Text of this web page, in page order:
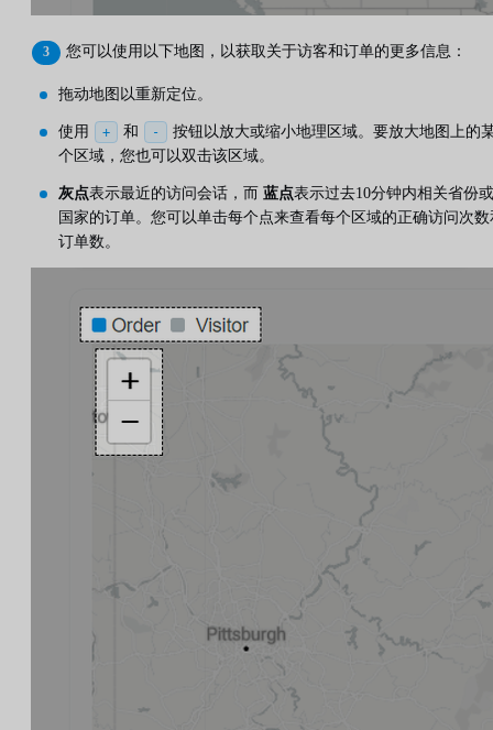
您可以使用以下地图，以获取关于访客和订单的更多信息：
拖动地图以重新定位。
使用 + 和 -
按钮以放大或缩小地理区域。要放大地图上的
个区域，您也可以双击该区域。
灰点表示最近的访问会话，而 蓝点表示过去10分钟内相关省份或
国家的订单。您可以单击每个点来查看每个区域的正确访问次数
订单数。